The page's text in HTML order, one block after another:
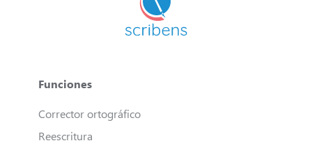
Funciones
Corrector ortográfico
Reescritura